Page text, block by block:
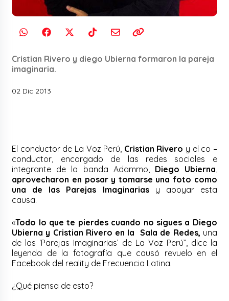
Cristian Rivero y diego Ubierna formaron la pareja
imaginaria.
02 Dic 2013
El conductor de La Voz Perú, Cristian Rivero y el co –
conductor, encargado de las redes sociales e
integrante de la banda Adammo,Diego Ubierna,
aprovecharon en posar y tomarse una foto como
una de las Parejas Imaginariasy apoyar esta
causa.
«Todo lo que te pierdes cuando no sigues a Diego
Ubierna y Cristian Rivero en la Sala de Redes, una
de las ‘Parejas Imaginarias’ de La Voz Perú”, dice la
leyenda de la fotografía que causó revuelo en el
Facebook del reality de Frecuencia Latina.
¿Qué piensa de esto?